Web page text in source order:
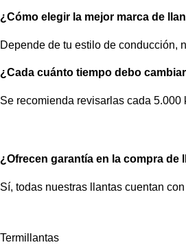
¿Cómo elegir la mejor marca de
Depende de tu estilo de conducción,
¿Cada cuánto tiempo debo
Se recomienda revisarlas cada
¿Ofrecen garantía en la compra de
Sí, todas nuestras llantas cuentan
Termillantas